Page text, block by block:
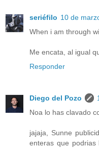
seriéfilo 10 de
When i am through
Me encata, al igual
Responder
Diego del Pozo
Noa lo has clavado
jajaja, Sunne
enteras que